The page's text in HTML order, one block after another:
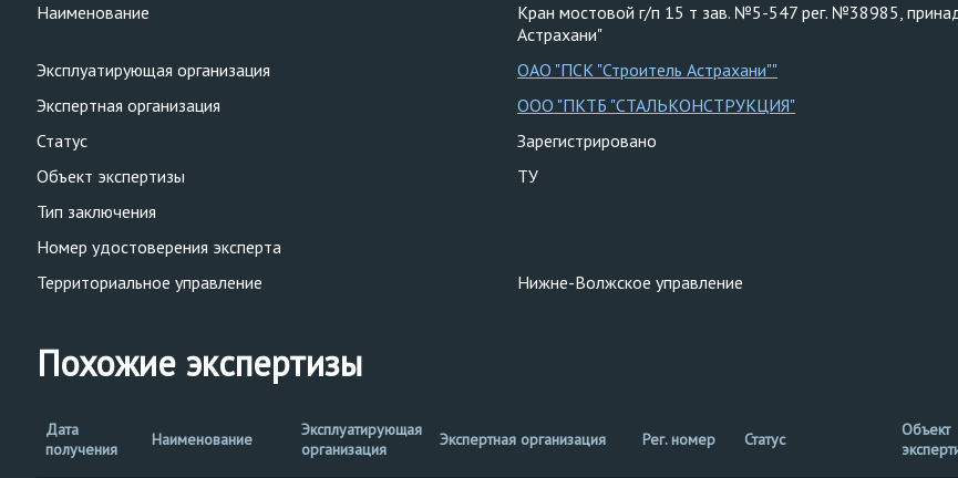
Наименование
Кран мостовой г/п 15 т зав. №5-547 рег. №38985,
Астрахани"
Эксплуатирующая организация
ОАО "ПСК "Строитель Астрахани""
Экспертная организация
ООО "ПКТБ "СТАЛЬКОНСТРУКЦИЯ"
Статус
Зарегистрировано
Объект экспертизы
ТУ
Тип заключения
Номер удостоверения эксперта
Территориальное управление
Нижне-Волжское управление
Похожие экспертизы
Дата
получения
Наименование
Эксплуатирующая
организация
Экспертная организация Рег. номер Статус
Объект